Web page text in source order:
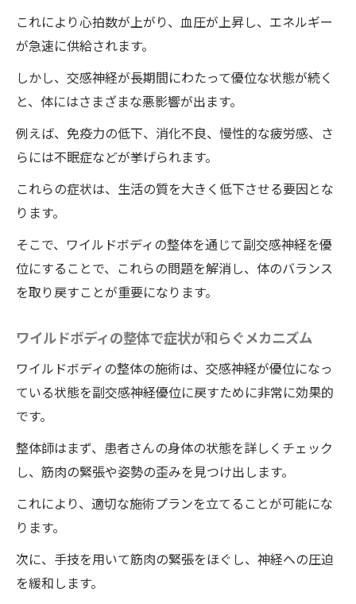
これにより心拍数が上がり、血圧が上昇し、エネルギー
が急速に供給されます。
しかし、交感神経が長期間にわたって優位な状態が続く
と、体にはさまざまな悪影響が出ます。
例えば、免疫力の低下、消化不良、慢性的な疲労感、さ
らには不眠症などが挙げられます。
これらの症状は、生活の質を大きく低下させる要因とな
ります。
そこで、ワイルドボディの整体を通じて副交感神経を優
位にすることで、これらの問題を解消し、体のバランス
を取り戻すことが重要になります。
ワイルドボディの整体で症状が和らぐメカニズム
ワイルドボディの整体の施術は、交感神経が優位になっ
ている状態を副交感神経優位に戻すために非常に効果的
です。
整体師はまず、患者さんの身体の状態を詳しくチェック
し、筋肉の緊張や姿勢の歪みを見つけ出します。
これにより、適切な施術プランを立てることが可能にな
ります。
次に、手技を用いて筋肉の緊張をほぐし、神経への圧迫
を緩和します。